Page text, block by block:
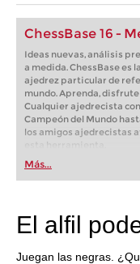
ChessBase 16 -
Ideas nuevas, análisis
a medida. ChessBase es
ajedrez particular de
mundo. Aprenda,
Cualquier ajedrecista
Campeón del Mundo
los amigos ajedrecistas
Más...
El alfil
Juegan las negras.